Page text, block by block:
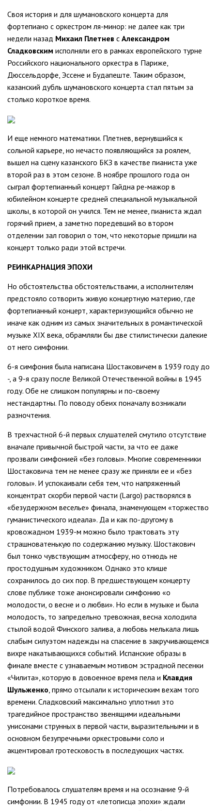
Своя история и для шумановского концерта для
фортепиано с оркестром ля-минор: не далее как три
недели назад Михаил Плетнев с Александром
Сладковским исполняли его в рамках европейского турне
Российского национального оркестра в Париже,
Дюссельдорфе, Эссене и Будапеште. Таким образом,
казанский дубль шумановского концерта стал пятым за
столько короткое время.
И еще немного математики. Плетнев, вернувшийся к
сольной карьере, но нечасто появляющийся за роялем,
вышел на сцену казанского БКЗ в качестве пианиста уже
второй раз в этом сезоне. В ноябре прошлого года он
сыграл фортепианный концерт Гайдна ре-мажор в
юбилейном концерте средней специальной музыкальной
школы, в которой он учился. Тем не менее, пианиста ждал
горячий прием, а заметно поредевший во втором
отделении зал говорил о том, что некоторые пришли на
концерт только ради этой встречи.
РЕИНКАРНАЦИЯ ЭПОХИ
Но обстоятельства обстоятельствами, а исполнителям
предстояло сотворить живую концертную материю, где
фортепианный концерт, характеризующийся обычно не
иначе как одним из самых значительных в романтической
музыке XIX века, обрамляли бы две стилистически далекие
от него симфонии.
6-я симфония была написана Шостаковичем в 1939 году до
-, а 9-я сразу после Великой Отечественной войны в 1945
году. Обе не слишком популярны и по-своему
нестандартны. По поводу обеих поначалу возникали
разночтения.
В трехчастной 6-й первых слушателей смутило отсутствие
вначале привычной быстрой части, за что ее даже
прозвали симфонией «без головы». Многие современники
Шостаковича тем не менее сразу же приняли ее и «без
головы». И успокаивали себя тем, что напряженный
концентрат скорби первой части (Largo) растворялся в
«безудержном веселье» финала, знаменующем «торжество
гуманистического идеала». Да и как по-другому в
кровожадном 1939-м можно было трактовать эту
страшноватенькую по содержанию музыку. Шостакович
был тонко чувствующим атмосферу, но отнюдь не
простодушным художником. Однако это клише
сохранилось до сих пор. В предшествующем концерту
слове публике тоже анонсировали симфонию «о
молодости, о весне и о любви». Но если в музыке и была
молодость, то запредельно тревожная, весна холодила
стылой водой Финского залива, а любовь мелькала лишь
слабым силуэтом надежды на спасение в закручивающемся
вихре накатывающихся событий. Испанские образы в
финале вместе с узнаваемым мотивом эстрадной песенки
«Чилита», которую в довоенное время пела и Клавдия
Шульженко , прямо отсылали к историческим вехам того
времени. Сладковский максимально уплотнил это
трагедийное пространство звенящими идеальными
унисонами струнных в первой части, выразительными и в
основном безупречными оркестровыми соло и
акцентировал гротесковость в последующих частях.
Потребовалось слушателям время и на осознание 9-й
симфонии. В 1945 году от «летописца эпохи» ждали